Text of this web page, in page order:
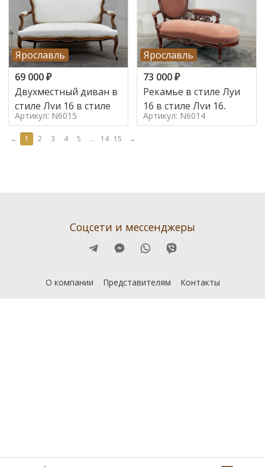
Ярославль
69 000₽
Двухместный диван в
стиле Луи 16 в стиле
Артикул: N6015
Ярославль
73 000₽
Рекамье в стиле Луи
16 в стиле Луи 16,
Артикул: N6014
← 1 2 3 4 5 ... 14 15 →
Соцсети и мессенджеры
О компании Представителям Контакты